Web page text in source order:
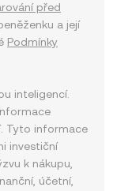
před
a její
Podmínky
inteligencí.
Tyto informace
investiční
k nákupu,
účetní,